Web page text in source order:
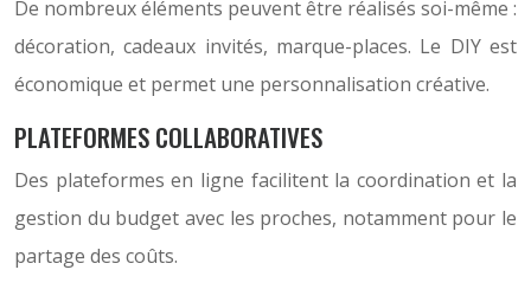
De nombreux éléments peuvent être réalisés soi-même :
décoration, cadeaux invités, marque-places. Le DIY est
économique et permet une personnalisation créative.
PLATEFORMES COLLABORATIVES
Des plateformes en ligne facilitent la coordination et la
gestion du budget avec les proches, notamment pour le
partage des coûts.